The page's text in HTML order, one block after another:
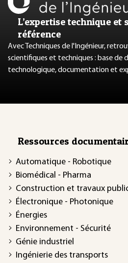
L’expertise technique et
référence
Avec Techniques de l'Ingénieur,
scientifiques et techniques : base de
technologique, documentation et
Ressources
Automatique - Robotique
Biomédical - Pharma
Construction et travaux
Électronique - Photonique
Énergies
Environnement - Sécurité
Génie industriel
Ingénierie des transports